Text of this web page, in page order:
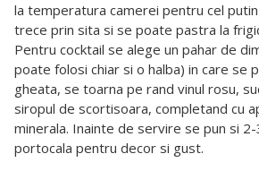
la temperatura camerei pentru cel
trece prin sita si se poate pastra la
Pentru cocktail se alege un pahar de
poate folosi chiar si o halba) in care se
gheata, se toarna pe rand vinul rosu,
siropul de scortisoara, completand cu
minerala. Inainte de servire se pun si
portocala pentru decor si gust.